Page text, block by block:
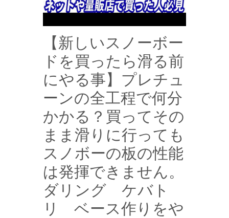
【新しいスノーボー
ドを買ったら滑る前
にやる事】プレチュ
ーンの全工程で何分
かかる？買ってその
まま滑りに行っても
スノボーの板の性能
は発揮できません。
ダリング ケバト
リ ベース作りをや